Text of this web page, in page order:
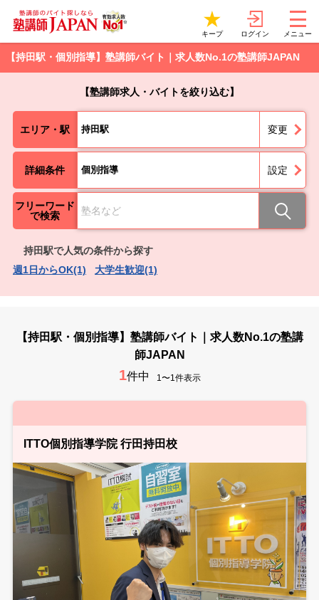
キープ ログイン メニュー
【持田駅・個別指導】塾講師バイト｜求人数No.1の塾講師JAPAN
【塾講師求人・バイトを絞り込む】
エリア・駅 持田駅 変更
詳細条件 個別指導 設定
フリーワード
で検索
持田駅で人気の条件から探す
週1日からOK(1)
大学生歓迎(1)
【持田駅・個別指導】塾講師バイト｜求人数No.1の塾講
師JAPAN
1件中 1〜1件表示
ITTO個別指導学院 行田持田校